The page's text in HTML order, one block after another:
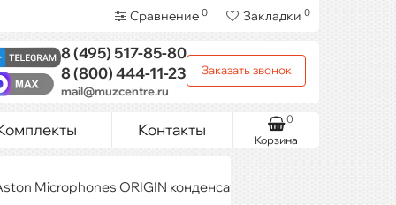
Сравнение 0 Закладки 0
8 (495)517-85-80
8 (800)444-11-23
mail@muzcentre.ru
Заказать звонок
Контакты
Корзина
0
Microphones ORIGIN конденсаторные микрофоны